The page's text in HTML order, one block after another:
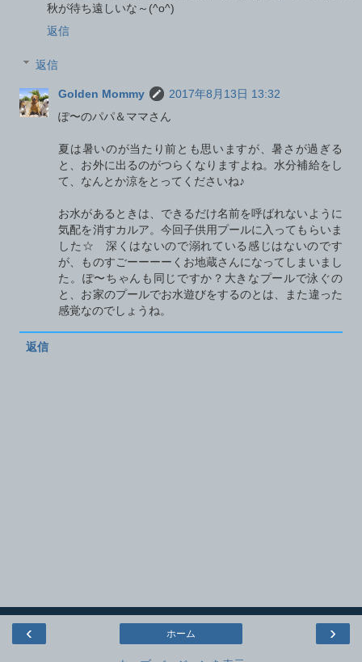
秋が待ち遠しいな～(^o^)
返信
返信
Golden Mommy
2017年8月13日 13:32
ぽ〜のパパ＆ママさん
夏は暑いのが当たり前とも思いますが、暑さが過ぎる
と、お外に出るのがつらくなりますよね。水分補給をし
て、なんとか涼をとってくださいね♪
お水があるときは、できるだけ名前を呼ばれないように
気配を消すカルア。今回子供用プールに入ってもらいま
した☆ 深くはないので溺れている感じはないのです
が、ものすごーーーーくお地蔵さんになってしまいまし
た。ぽ〜ちゃんも同じですか？大きなプールで泳ぐの
と、お家のプールでお水遊びをするのとは、また違った
感覚なのでしょうね。
返信
‹ ›
ホーム